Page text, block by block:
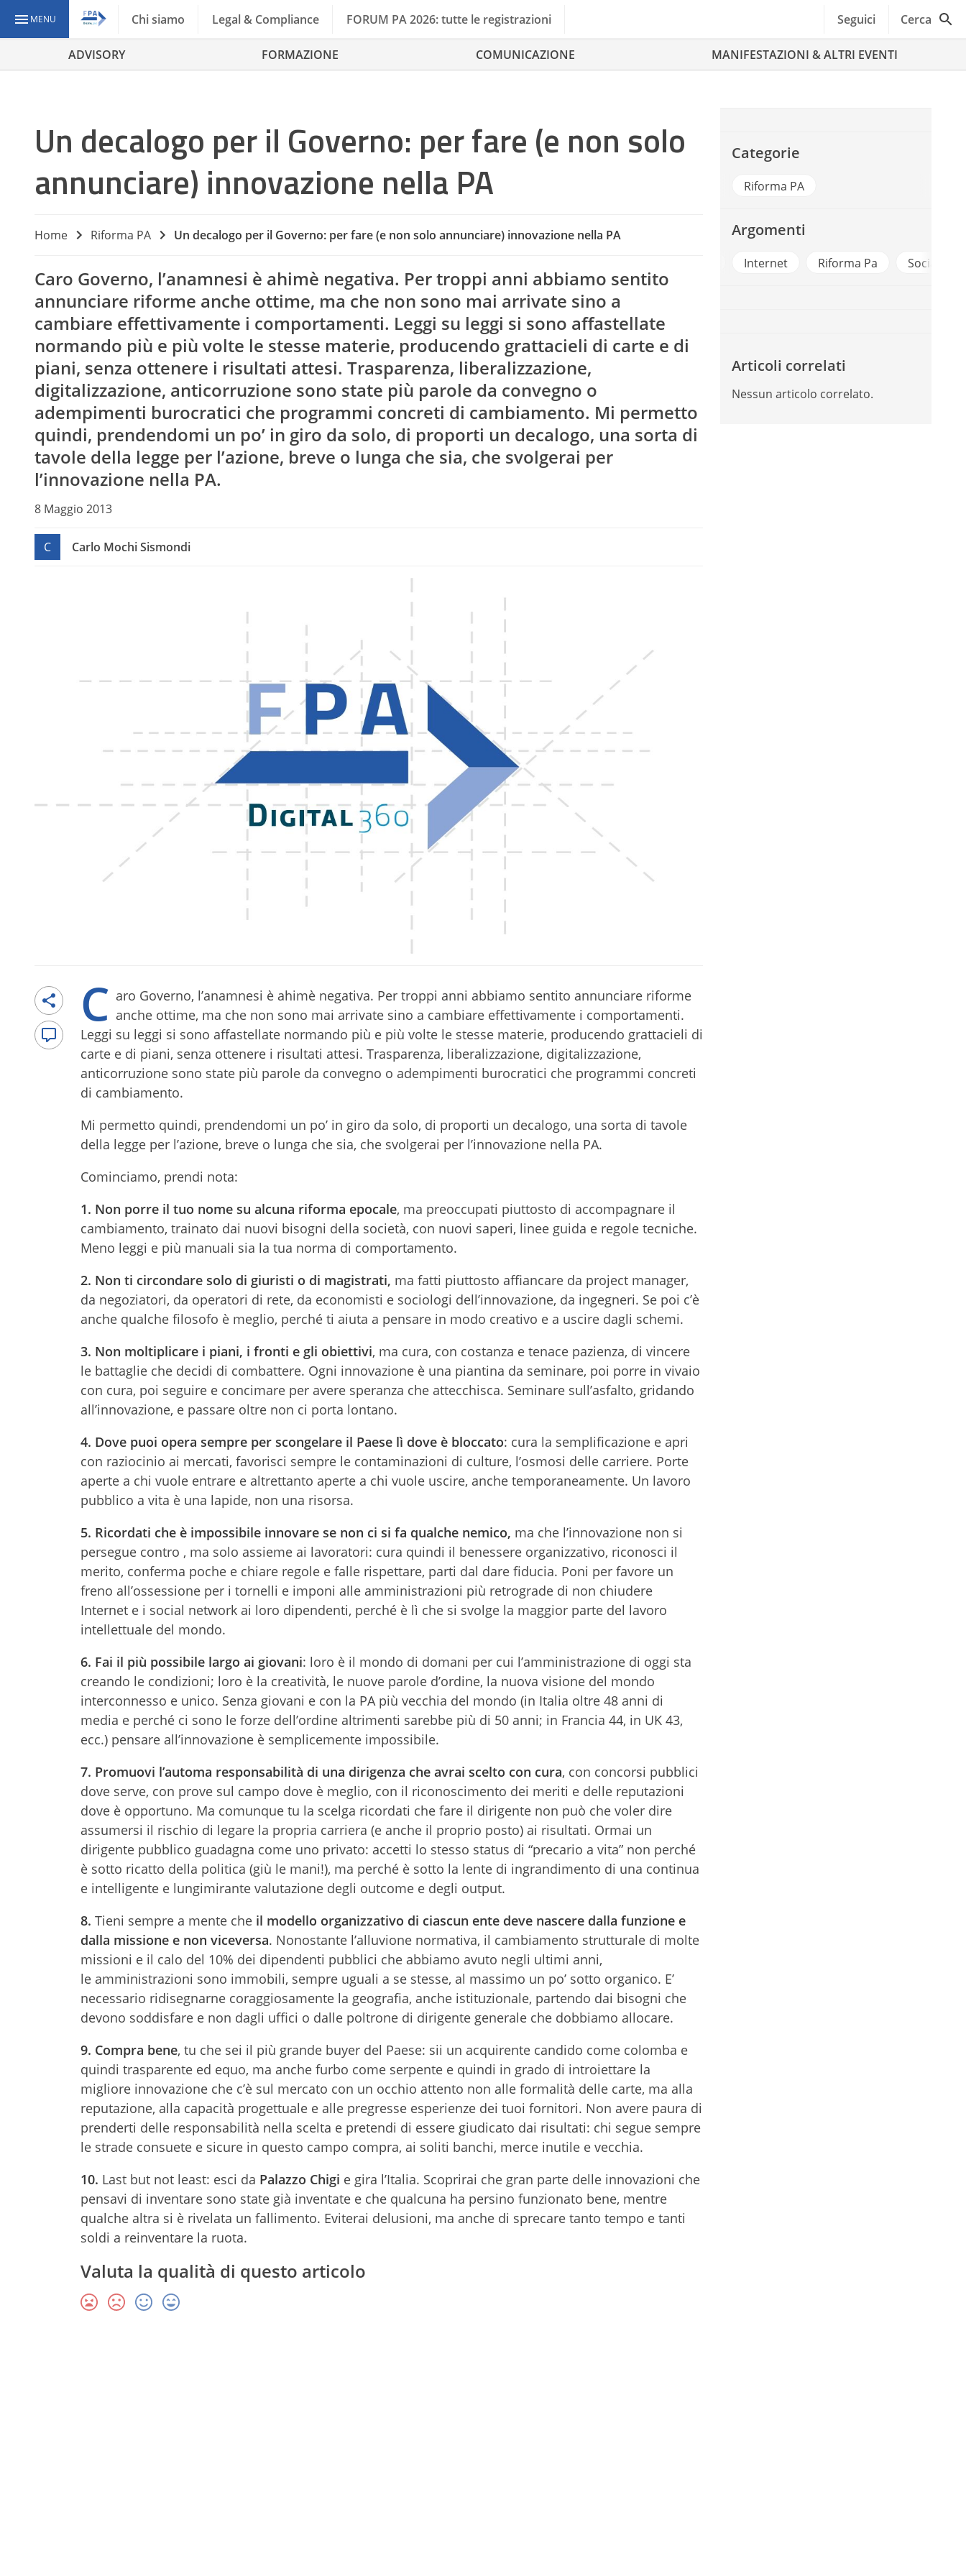
MENU Chi siamo Legal & Compliance FORUM PA 2026: tutte le registrazioni Seguici Cerca
ADVISORY FORMAZIONE COMUNICAZIONE MANIFESTAZIONI & ALTRI EVENTI
Un decalogo per il Governo: per fare (e non solo
annunciare) innovazione nella PA
Home Riforma PA Un decalogo per il Governo: per fare (e non solo annunciare) innovazione nella PA
Caro Governo, l’anamnesi è ahimè negativa. Per troppi anni abbiamo sentito
annunciare riforme anche ottime, ma che non sono mai arrivate sino a
cambiare effettivamente i comportamenti. Leggi su leggi si sono affastellate
normando più e più volte le stesse materie, producendo grattacieli di carte e di
piani, senza ottenere i risultati attesi. Trasparenza, liberalizzazione,
digitalizzazione, anticorruzione sono state più parole da convegno o
adempimenti burocratici che programmi concreti di cambiamento. Mi permetto
quindi, prendendomi un po’ in giro da solo, di proporti un decalogo, una sorta di
tavole della legge per l’azione, breve o lunga che sia, che svolgerai per
l’innovazione nella PA.
8 Maggio 2013
C Carlo Mochi Sismondi
C aro Governo, l’anamnesi è ahimè negativa. Per troppi anni abbiamo sentito annunciare riforme
anche ottime, ma che non sono mai arrivate sino a cambiare effettivamente i comportamenti.
Leggi su leggi si sono affastellate normando più e più volte le stesse materie, producendo grattacieli di
carte e di piani, senza ottenere i risultati attesi. Trasparenza, liberalizzazione, digitalizzazione,
anticorruzione sono state più parole da convegno o adempimenti burocratici che programmi concreti
di cambiamento.
Mi permetto quindi, prendendomi un po’ in giro da solo, di proporti un decalogo, una sorta di tavole
della legge per l’azione, breve o lunga che sia, che svolgerai per l’innovazione nella PA.
Cominciamo, prendi nota:
1. Non porre il tuo nome su alcuna riforma epocale, ma preoccupati piuttosto di accompagnare il
cambiamento, trainato dai nuovi bisogni della società, con nuovi saperi, linee guida e regole tecniche.
Meno leggi e più manuali sia la tua norma di comportamento.
2. Non ti circondare solo di giuristi o di magistrati, ma fatti piuttosto affiancare da project manager,
da negoziatori, da operatori di rete, da economisti e sociologi dell’innovazione, da ingegneri. Se poi c’è
anche qualche filosofo è meglio, perché ti aiuta a pensare in modo creativo e a uscire dagli schemi.
3. Non moltiplicare i piani, i fronti e gli obiettivi, ma cura, con costanza e tenace pazienza, di vincere
le battaglie che decidi di combattere. Ogni innovazione è una piantina da seminare, poi porre in vivaio
con cura, poi seguire e concimare per avere speranza che attecchisca. Seminare sull’asfalto, gridando
all’innovazione, e passare oltre non ci porta lontano.
4. Dove puoi opera sempre per scongelare il Paese lì dove è bloccato: cura la semplificazione e apri
con raziocinio ai mercati, favorisci sempre le contaminazioni di culture, l’osmosi delle carriere. Porte
aperte a chi vuole entrare e altrettanto aperte a chi vuole uscire, anche temporaneamente. Un lavoro
pubblico a vita è una lapide, non una risorsa.
5. Ricordati che è impossibile innovare se non ci si fa qualche nemico, ma che l’innovazione non si
persegue contro , ma solo assieme ai lavoratori: cura quindi il benessere organizzativo, riconosci il
merito, conferma poche e chiare regole e falle rispettare, parti dal dare fiducia. Poni per favore un
freno all’ossessione per i tornelli e imponi alle amministrazioni più retrograde di non chiudere
Internet e i social network ai loro dipendenti, perché è lì che si svolge la maggior parte del lavoro
intellettuale del mondo.
6. Fai il più possibile largo ai giovani: loro è il mondo di domani per cui l’amministrazione di oggi sta
creando le condizioni; loro è la creatività, le nuove parole d’ordine, la nuova visione del mondo
interconnesso e unico. Senza giovani e con la PA più vecchia del mondo (in Italia oltre 48 anni di
media e perché ci sono le forze dell’ordine altrimenti sarebbe più di 50 anni; in Francia 44, in UK 43,
ecc.) pensare all’innovazione è semplicemente impossibile.
7. Promuovi l’automa responsabilità di una dirigenza che avrai scelto con cura, con concorsi pubblici
dove serve, con prove sul campo dove è meglio, con il riconoscimento dei meriti e delle reputazioni
dove è opportuno. Ma comunque tu la scelga ricordati che fare il dirigente non può che voler dire
assumersi il rischio di legare la propria carriera (e anche il proprio posto) ai risultati. Ormai un
dirigente pubblico guadagna come uno privato: accetti lo stesso status di “precario a vita” non perché
è sotto ricatto della politica (giù le mani!), ma perché è sotto la lente di ingrandimento di una continua
e intelligente e lungimirante valutazione degli outcome e degli output.
8. Tieni sempre a mente che il modello organizzativo di ciascun ente deve nascere dalla funzione e
dalla missione e non viceversa. Nonostante l’alluvione normativa, il cambiamento strutturale di molte
missioni e il calo del 10% dei dipendenti pubblici che abbiamo avuto negli ultimi anni,
le amministrazioni sono immobili, sempre uguali a se stesse, al massimo un po’ sotto organico. E’
necessario ridisegnarne coraggiosamente la geografia, anche istituzionale, partendo dai bisogni che
devono soddisfare e non dagli uffici o dalle poltrone di dirigente generale che dobbiamo allocare.
9. Compra bene, tu che sei il più grande buyer del Paese: sii un acquirente candido come colomba e
quindi trasparente ed equo, ma anche furbo come serpente e quindi in grado di introiettare la
migliore innovazione che c’è sul mercato con un occhio attento non alle formalità delle carte, ma alla
reputazione, alla capacità progettuale e alle pregresse esperienze dei tuoi fornitori. Non avere paura di
prenderti delle responsabilità nella scelta e pretendi di essere giudicato dai risultati: chi segue sempre
le strade consuete e sicure in questo campo compra, ai soliti banchi, merce inutile e vecchia.
10. Last but not least: esci da Palazzo Chigi e gira l’Italia. Scoprirai che gran parte delle innovazioni che
pensavi di inventare sono state già inventate e che qualcuna ha persino funzionato bene, mentre
qualche altra si è rivelata un fallimento. Eviterai delusioni, ma anche di sprecare tanto tempo e tanti
soldi a reinventare la ruota.
Valuta la qualità di questo articolo
Categorie
Riforma PA
Argomenti
Internet Riforma Pa Social Network
Articoli correlati
Nessun articolo correlato.